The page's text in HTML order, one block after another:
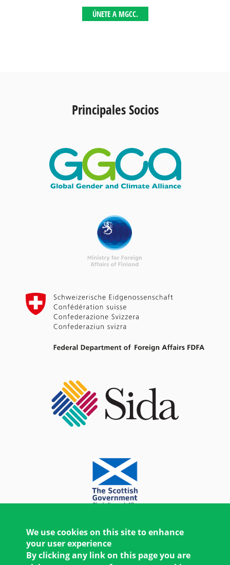
ÚNETE A MGCC.
Principales Socios
We use cookies on this site to enhance
your user experience
By clicking any link on this page you are